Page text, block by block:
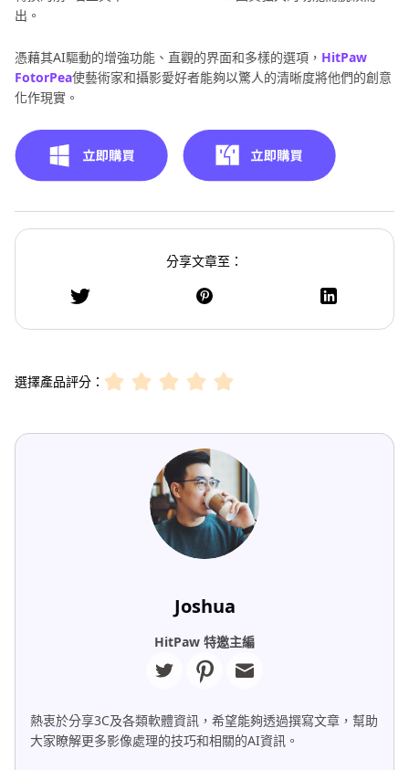
出。
憑藉其AI驅動的增強功能、直觀的界面和多樣的選項， HitPaw
FotorPea使藝術家和攝影愛好者能夠以驚人的清晰度將他們的創意
化作現實。
分享文章至：
選擇產品評分：
Joshua
HitPaw 特邀主編
熱衷於分享3C及各類軟體資訊，希望能夠透過撰寫文章，幫助
大家瞭解更多影像處理的技巧和相關的AI資訊。